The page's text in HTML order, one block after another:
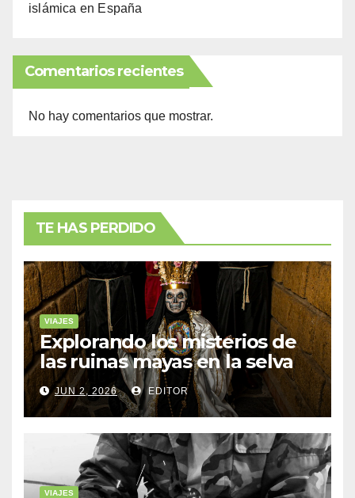
islámica en España
Comentarios recientes
No hay comentarios que mostrar.
TE HAS PERDIDO
VIAJES
Explorando los misterios de
las ruinas mayas en la selva
de Yucatán
JUN 2, 2026 EDITOR
VIAJES